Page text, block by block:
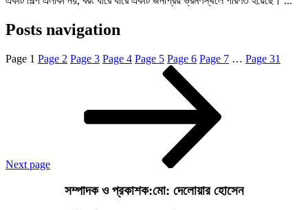
Posts navigation
Page 1 Page 2 Page 3 Page 4 Page 5 Page 6 Page 7 … Page 31
Next page
সম্পাদক ও প্রকাশক:মো: দেলোয়ার হোসেন